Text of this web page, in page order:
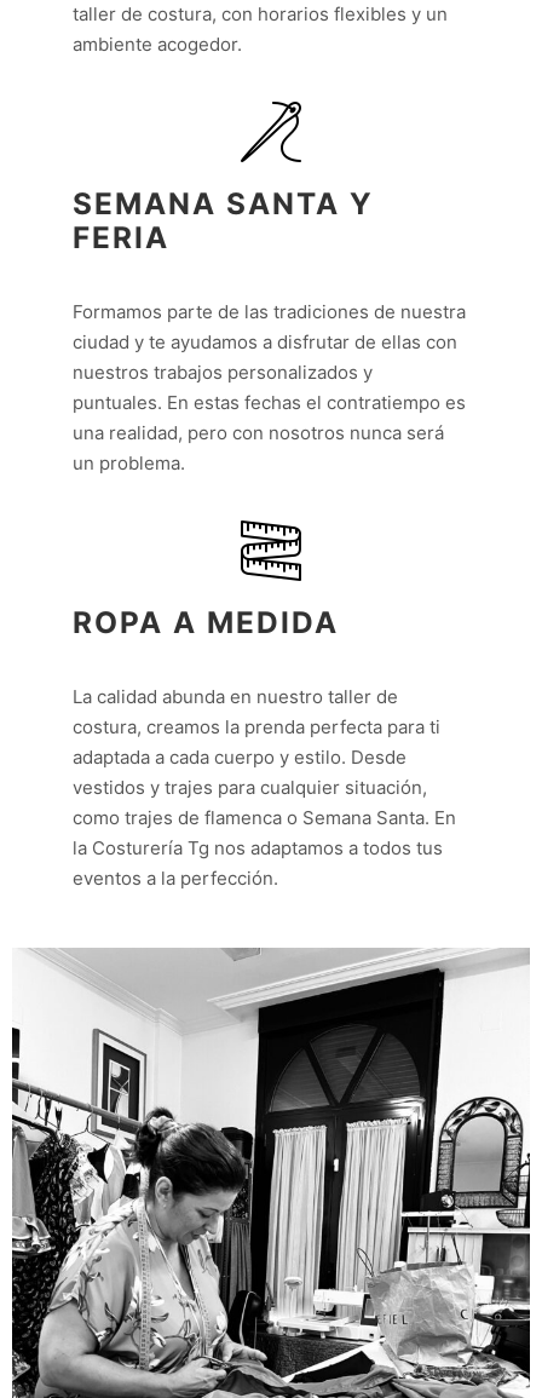
taller de costura, con horarios flexibles y un
ambiente acogedor.
SEMANA SANTA Y
FERIA
Formamos parte de las tradiciones de nuestra
ciudad y te ayudamos a disfrutar de ellas con
nuestros trabajos personalizados y
puntuales. En estas fechas el contratiempo es
una realidad, pero con nosotros nunca será
un problema.
ROPA A MEDIDA
La calidad abunda en nuestro taller de
costura, creamos la prenda perfecta para ti
adaptada a cada cuerpo y estilo. Desde
vestidos y trajes para cualquier situación,
como trajes de flamenca o Semana Santa. En
la Costurería Tg nos adaptamos a todos tus
eventos a la perfección.